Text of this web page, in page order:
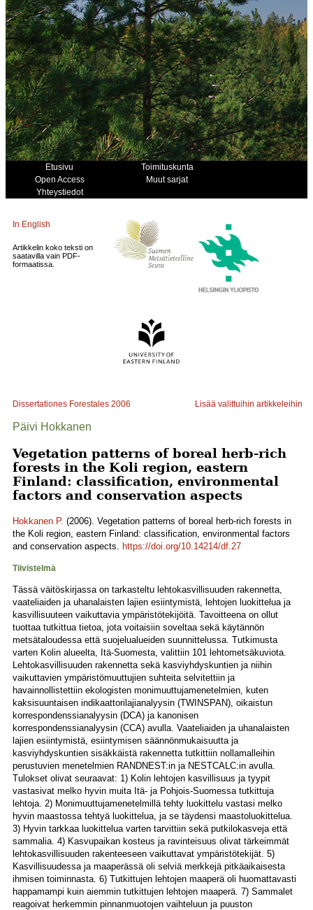
Etusivu
Toimituskunta
Open Access
Muut sarjat
Yhteystiedot
In English
Artikkelin koko teksti on
saatavilla vain PDF-
formaatissa.
Dissertationes Forestales 2006 Lisää valittuihin artikkeleihin
Päivi Hokkanen
Vegetation patterns of boreal herb-rich
forests in the Koli region, eastern
Finland: classification, environmental
factors and conservation aspects
Hokkanen P. (2006). Vegetation patterns of boreal herb-rich forests in
the Koli region, eastern Finland: classification, environmental factors
and conservation aspects. https://doi.org/10.14214/df.27
Tiivistelmä
Tässä väitöskirjassa on tarkasteltu lehtokasvillisuuden rakennetta,
vaateliaiden ja uhanalaisten lajien esiintymistä, lehtojen luokittelua ja
kasvillisuuteen vaikuttavia ympäristötekijöitä. Tavoitteena on ollut
tuottaa tutkittua tietoa, jota voitaisiin soveltaa sekä käytännön
metsätaloudessa että suojelualueiden suunnittelussa. Tutkimusta
varten Kolin alueelta, Itä-Suomesta, valittiin 101 lehtometsäkuviota.
Lehtokasvillisuuden rakennetta sekä kasviyhdyskuntien ja niihin
vaikuttavien ympäristömuuttujien suhteita selvitettiin ja
havainnollistettiin ekologisten monimuuttujamenetelmien, kuten
kaksisuuntaisen indikaattorilajianalyysin (TWINSPAN), oikaistun
korrespondenssianalyysin (DCA) ja kanonisen
korrespondenssianalyysin (CCA) avulla. Vaateliaiden ja uhanalaisten
lajien esiintymistä, esiintymisen säännönmukaisuutta ja
kasviyhdyskuntien sisäkkäistä rakennetta tutkittiin nollamalleihin
perustuvien menetelmien RANDNEST:in ja NESTCALC:in avulla.
Tulokset olivat seuraavat: 1) Kolin lehtojen kasvillisuus ja tyypit
vastasivat melko hyvin muita Itä- ja Pohjois-Suomessa tutkittuja
lehtoja. 2) Monimuuttujamenetelmillä tehty luokittelu vastasi melko
hyvin maastossa tehtyä luokittelua, ja se täydensi maastoluokittelua.
3) Hyvin tarkkaa luokittelua varten tarvittiin sekä putkilokasveja että
sammalia. 4) Kasvupaikan kosteus ja ravinteisuus olivat tärkeimmät
lehtokasvillisuuden rakenteeseen vaikuttavat ympäristötekijät. 5)
Kasvillisuudessa ja maaperässä oli selviä merkkejä pitkäaikaisesta
ihmisen toiminnasta. 6) Tutkittujen lehtojen maaperä oli huomattavasti
happamampi kuin aiemmin tutkittujen lehtojen maaperä. 7) Sammalet
reagoivat herkemmin pinnanmuotojen vaihteluun ja puuston